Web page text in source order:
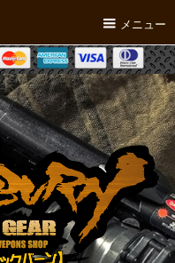
メニュー